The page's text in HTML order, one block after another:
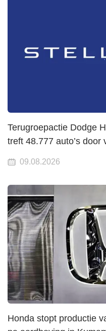
Terugroepactie Dodge
treft 48.777 auto’s
09.08.2026
Honda stopt productie